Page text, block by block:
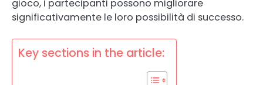
gioco, i partecipanti possono migliorare
significativamente le loro possibilità di successo.
Key sections in the article: